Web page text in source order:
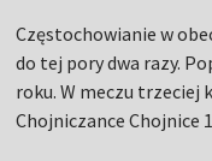
Częstochowianie w
do tej pory dwa razy.
roku. W meczu trzeciej
Chojniczance Chojnice